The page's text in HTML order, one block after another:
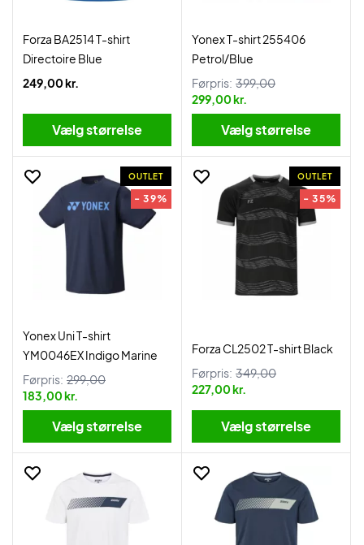
Forza BA2514 T-shirt
Directoire Blue
249,00 kr.
Vælg størrelse
Yonex T-shirt 255406
Petrol/Blue
Førpris: 399,00
299,00 kr.
Vælg størrelse
OUTLET
- 39%
Yonex Uni T-shirt
YM0046EX Indigo Marine
Førpris: 299,00
183,00 kr.
Vælg størrelse
OUTLET
- 35%
Forza CL2502 T-shirt Black
Førpris: 349,00
227,00 kr.
Vælg størrelse